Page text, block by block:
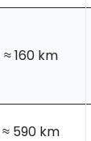
≈ 160 km
≈ 590 km